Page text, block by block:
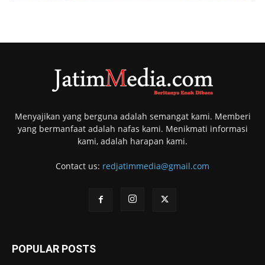
Menyajikan yang berguna adalah semangat kami. Memberi
yang bermanfaat adalah nafas kami. Menikmati informasi
kami, adalah harapan kami.
Contact us: redjatimmedia@gmail.com
POPULAR POSTS